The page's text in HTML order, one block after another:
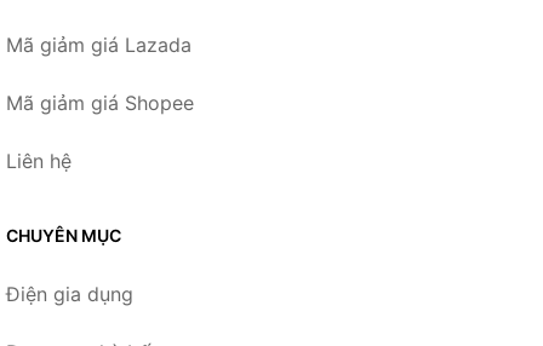
Mã giảm giá Lazada
Mã giảm giá Shopee
Liên hệ
CHUYÊN MỤC
Điện gia dụng